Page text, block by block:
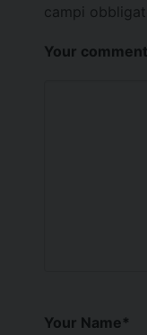
campi
Your comment
Your Name*